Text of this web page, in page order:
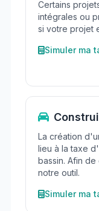
Certains
intégrales ou
si votre projet
Simuler ma
La création
lieu à la taxe
bassin. Afin
notre outil.
Simuler ma